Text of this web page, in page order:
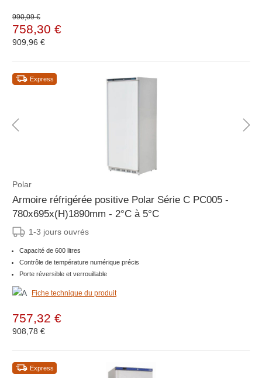
990,09 €
758,30 €
909,96 €
Express
Polar
Armoire réfrigérée positive Polar Série C PC005 -
780x695x(H)1890mm - 2°C à 5°C
1-3 jours ouvrés
Capacité de 600 litres
Contrôle de température numérique précis
Porte réversible et verrouillable
Fiche technique du produit
757,32 €
908,78 €
Express